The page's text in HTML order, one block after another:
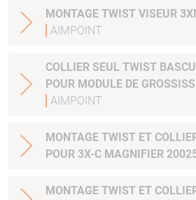
MONTAGE TWIST VISEUR
AIMPOINT
COLLIER SEUL TWIST BASCULANT
POUR MODULE DE
AIMPOINT
MONTAGE TWIST ET COLLIER HAUTEUR
POUR 3X-C MAGNIFIER
MONTAGE TWIST ET